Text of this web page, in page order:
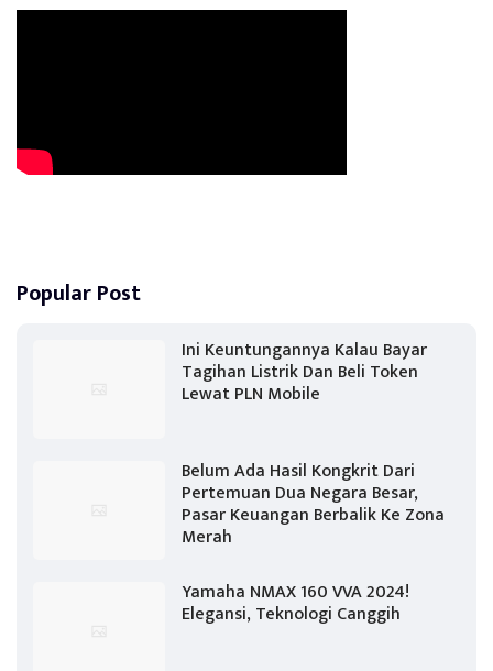
Popular Post
Ini Keuntungannya Kalau Bayar
Tagihan Listrik Dan Beli Token
Lewat PLN Mobile
Belum Ada Hasil Kongkrit Dari
Pertemuan Dua Negara Besar,
Pasar Keuangan Berbalik Ke Zona
Merah
Yamaha NMAX 160 VVA 2024!
Elegansi, Teknologi Canggih